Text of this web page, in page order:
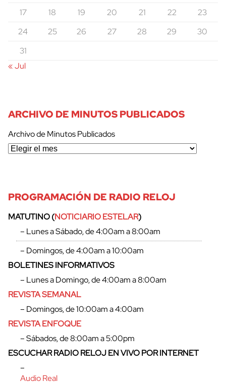
17
18 19 20 21 22
23
24
25 26 27 28 29
30
31
« Jul
ARCHIVO DE MINUTOS PUBLICADOS
Archivo de Minutos Publicados
PROGRAMACIÓN DE RADIO RELOJ
MATUTINO (NOTICIARIO ESTELAR)
– Lunes a Sábado, de 4:00am a 8:00am
– Domingos, de 4:00am a 10:00am
BOLETINES INFORMATIVOS
– Lunes a Domingo, de 4:00am a 8:00am
REVISTA SEMANAL
– Domingos, de 10:00am a 4:00am
REVISTA ENFOQUE
– Sábados, de 8:00am a 5:00pm
ESCUCHAR RADIO RELOJ EN VIVO POR INTERNET
–
Audio Real